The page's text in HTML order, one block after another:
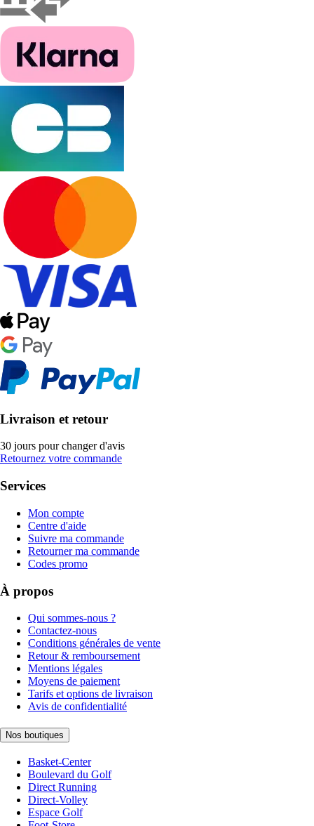
Livraison et retour
30 jours pour changer d'avis
Retournez votre commande
Services
Mon compte
Centre d'aide
Suivre ma commande
Retourner ma commande
Codes promo
À propos
Qui sommes-nous ?
Contactez-nous
Conditions générales de vente
Retour & remboursement
Mentions légales
Moyens de paiement
Tarifs et options de livraison
Avis de confidentialité
Nos boutiques
Basket-Center
Boulevard du Golf
Direct Running
Direct-Volley
Espace Golf